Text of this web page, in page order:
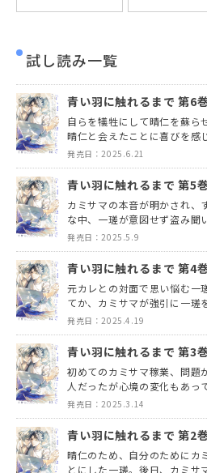
試し読み一覧
青い羽に触れるまで 第6巻
自らを犠牲にして晴仁を蘇ら
晴仁と会えたことに喜びを感
サマへの想いは消えなくて―…
発売日：2025.6.21
青い羽に触れるまで 第5巻
カミサマの本音が明かされ、
な中、一瑳が意図せず盗み聞
のことで…!?
発売日：2025.5.9
青い羽に触れるまで 第4巻
元カレとの対面で思い悩む一
てか、カミサマが強引に一瑳
前は、オレだけを見ていれば
発売日：2025.4.19
青い羽に触れるまで 第3巻
初めてのカミサマ稼業、問題
人だったが心境の変化もあっ
動き始める―！
発売日：2025.3.14
青い羽に触れるまで 第2巻
晴仁のため、自分のためにカ
とにした一瑳。後日、カミサ